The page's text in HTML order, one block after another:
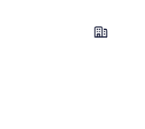
洛杉矶